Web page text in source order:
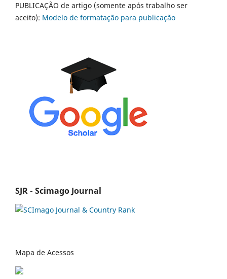
PUBLICAÇÃO de artigo (somente após trabalho ser
aceito): Modelo de formatação para publicação
SJR - Scimago Journal
Mapa de Acessos